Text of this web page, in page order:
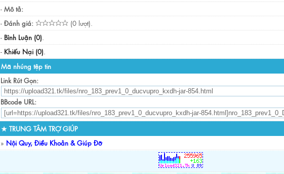
- Mô tả:
- Đánh giá:
(0 lượt).
- Bình Luận (0).
- Khiếu Nại (0).
Mã nhúng tệp tin
Link Rút Gọn:
BBcode URL:
★ TRUNG TÂM TRỢ GIÚP
» Nội Quy, Điều Khoản & Giúp Đỡ